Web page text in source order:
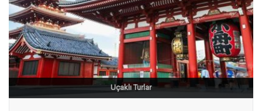
Uçaklı Turlar